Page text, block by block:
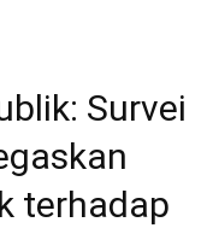
Survei
terhadap